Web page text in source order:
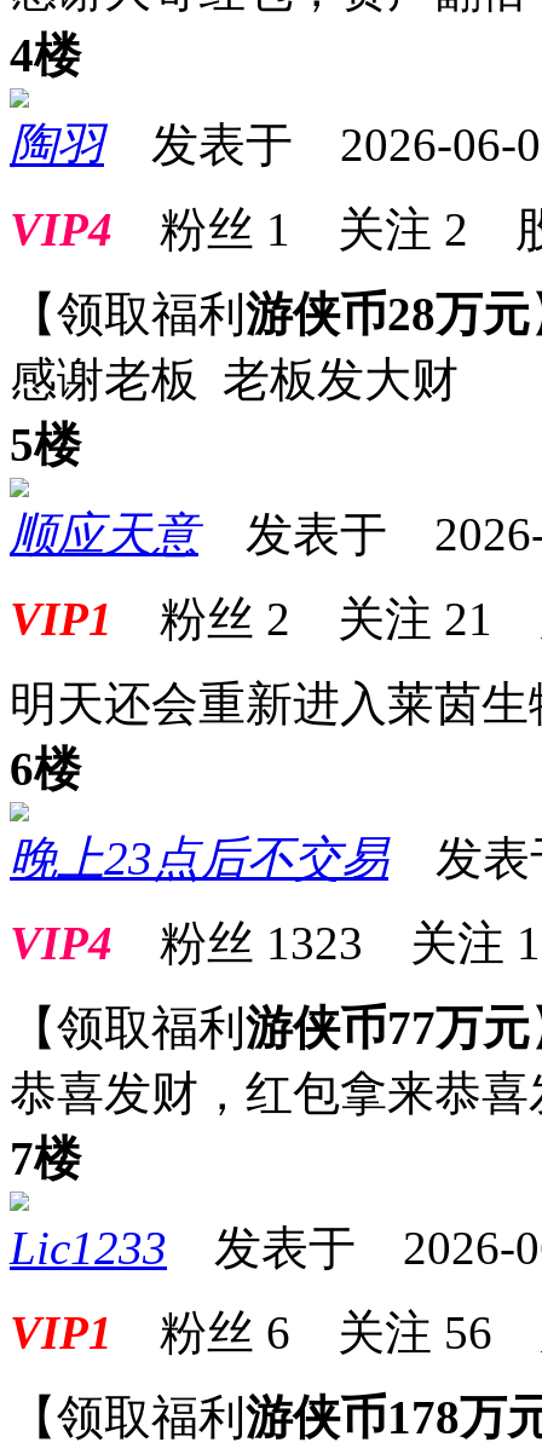
4楼
陶羽发表于 2026-06-
VIP4 粉丝 1 关注 2
【领取福利 游侠币28万元
感谢老板 老板发大财
5楼
顺应天意发表于 2026-
VIP1 粉丝 2 关注 21
明天还会重新进入莱茵
6楼
晚上23点后不交易发表
VIP4 粉丝 1323 关注
【领取福利 游侠币77万元
恭喜发财，红包拿来恭喜
7楼
Lic1233 发表于 2026-
VIP1 粉丝 6 关注 56
【领取福利 游侠币178万